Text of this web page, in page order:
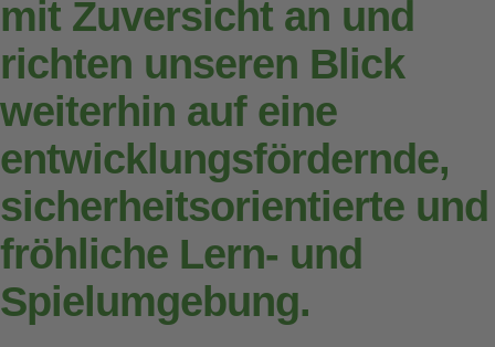
mit Zuversicht an und
richten unseren Blick
weiterhin auf eine
entwicklungsfördernde,
sicherheitsorientierte und
fröhliche Lern- und
Spielumgebung.